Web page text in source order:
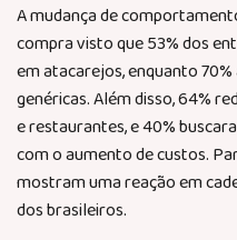
A mudança de
compra visto que 53% dos
em atacarejos, enquanto
genéricas. Além disso, 64%
e restaurantes, e 40%
com o aumento de custos.
mostram uma reação em
dos brasileiros.